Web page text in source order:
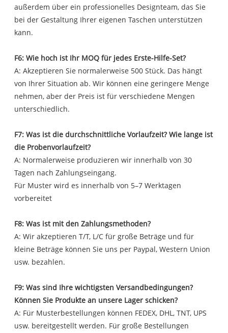
außerdem über ein professionelles Designteam, das Sie
bei der Gestaltung Ihrer eigenen Taschen unterstützen
kann.
F6: Wie hoch ist Ihr MOQ für jedes Erste-Hilfe-Set?
A: Akzeptieren Sie normalerweise 500 Stück. Das hängt
von Ihrer Situation ab. Wir können eine geringere Menge
nehmen, aber der Preis ist für verschiedene Mengen
unterschiedlich.
F7: Was ist die durchschnittliche Vorlaufzeit? Wie lange ist
die Probenvorlaufzeit?
A: Normalerweise produzieren wir innerhalb von 30
Tagen nach Zahlungseingang.
Für Muster wird es innerhalb von 5–7 Werktagen
vorbereitet
F8: Was ist mit den Zahlungsmethoden?
A: Wir akzeptieren T/T, L/C für große Beträge und für
kleine Beträge können Sie uns per Paypal, Western Union
usw. bezahlen.
F9: Was sind Ihre wichtigsten Versandbedingungen?
Können Sie Produkte an unsere Lager schicken?
A: Für Musterbestellungen können FEDEX, DHL, TNT, UPS
usw. bereitgestellt werden. Für große Bestellungen